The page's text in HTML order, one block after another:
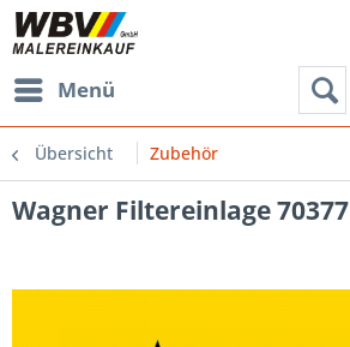
Menü
Übersicht Zubehör
Wagner Filtereinlage 70377